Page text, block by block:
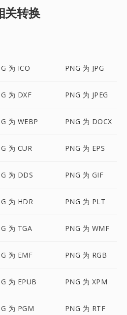
关转换
为 ICO PNG 为 JPG
为 DXF PNG 为 JPEG
为 WEBP PNG 为 DOCX
为 CUR PNG 为 EPS
为 DDS PNG 为 GIF
为 HDR PNG 为 PLT
为 TGA PNG 为 WMF
为 EMF PNG 为 RGB
为 EPUB PNG 为 XPM
为 PGM PNG 为 RTF